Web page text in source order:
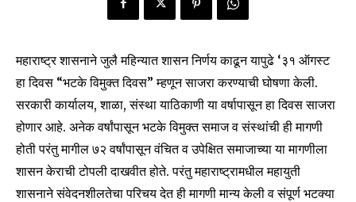
महाराष्ट्र शासनाने जुलै महिन्यात शासन निर्णय काढून यापुढे ‘३१ ऑगस्ट
हा दिवस “भटके विमुक्त दिवस” म्हणून साजरा करण्याची घोषणा केली.
सरकारी कार्यालय, शाळा, संस्था याठिकाणी या वर्षापासून हा दिवस साजरा
होणार आहे. अनेक वर्षांपासून भटके विमुक्त समाज व संस्थांची ही मागणी
होती परंतु मागील ७२ वर्षांपासून वंचित व उपेक्षित समाजाच्या या मागणीला
शासन केराची टोपली दाखवीत होते. परंतु महाराष्ट्रामधील महायुती
शासनाने संवेदनशीलतेचा परिचय देत ही मागणी मान्य केली व संपूर्ण भटक्या